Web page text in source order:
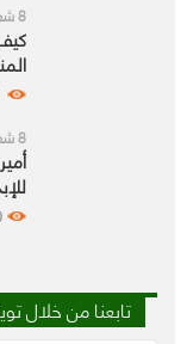
8 شعبان 1442 هـ - 21 مارس 2021 م
8 شعبان 1442 هـ - 21 مارس 2021 م
تابعنا من خلال